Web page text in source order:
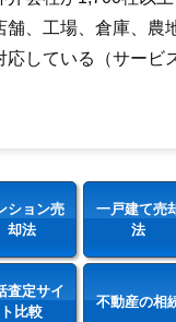
舗、工場、倉庫、農
応している（サービ
ション売
却法
一戸建て売
法
査定サイ
ト比較
不動産の相